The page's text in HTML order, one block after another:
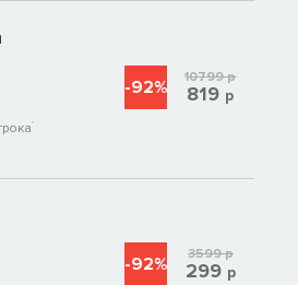
-92% 10799р
819 р
-92% 3599р
299 р